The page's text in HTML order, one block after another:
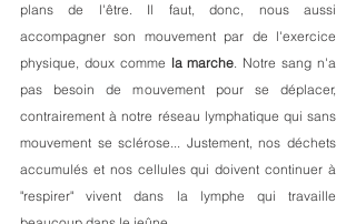
plans de l'être. Il faut, donc, nous aussi
accompagner son mouvement par de l'exercice
physique, doux comme la marche. Notre sang n'a
pas besoin de mouvement pour se déplacer,
contrairement à notre réseau lymphatique qui sans
mouvement se sclérose... Justement, nos déchets
accumulés et nos cellules qui doivent continuer à
"respirer" vivent dans la lymphe qui travaille